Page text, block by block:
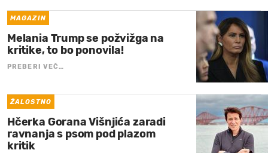
MAGAZIN
Melania Trump se požvižga na
kritike, to bo ponovila!
PREBERI VEČ…
ŽALOSTNO
Hčerka Gorana Višnjića zaradi
ravnanja s psom pod plazom
kritik